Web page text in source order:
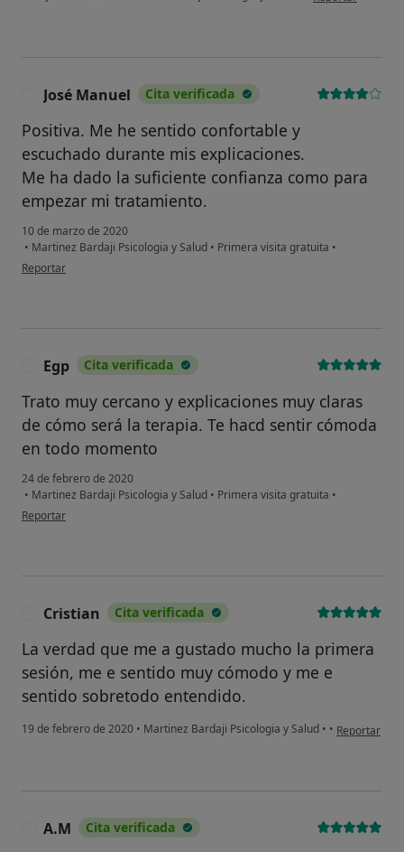
José Manuel Cita verificada
Positiva. Me he sentido confortable y
escuchado durante mis explicaciones.
Me ha dado la suficiente confianza como para
empezar mi tratamiento.
10 de marzo de 2020
• Martinez Bardaji Psicologia y Salud • Primera visita gratuita •
en opinión del usuario José Manuel
Reportar
Egp Cita verificada
Trato muy cercano y explicaciones muy claras
de cómo será la terapia. Te hacd sentir cómoda
en todo momento
24 de febrero de 2020
• Martinez Bardaji Psicologia y Salud • Primera visita gratuita •
en opinión del usuario Egp
Reportar
Cristian Cita verificada
La verdad que me a gustado mucho la primera
sesión, me e sentido muy cómodo y me e
sentido sobretodo entendido.
19 de febrero de 2020 • Martinez Bardaji Psicologia y Salud • • en opinión
Reportar
A.M Cita verificada